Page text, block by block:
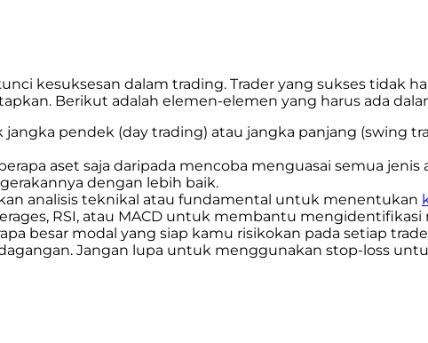
kesuksesan dalam trading. Trader yang sukses tidak
Berikut adalah elemen-elemen yang harus ada
pendek (day trading) atau jangka panjang (swing
aset saja daripada mencoba menguasai semua
dengan lebih baik.
analisis teknikal atau fundamental untuk menentukan
RSI, atau MACD untuk membantu
besar modal yang siap kamu risikokan pada setiap
Jangan lupa untuk menggunakan stop-loss